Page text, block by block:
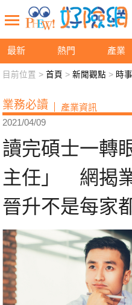
最新 熱門 產業
新聞觀點 業務交流
退休先準備 好險學堂
目前位置 >首頁 >新聞觀點 > 時事
業務必讀 產業資訊
2021/04/09
讀完碩士一轉
主任」 網揭
晉升不是每家